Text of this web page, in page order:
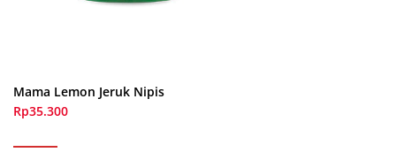
Mama Lemon Jeruk Nipis
Rp35.300